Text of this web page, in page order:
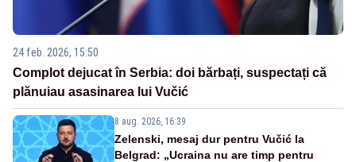
24 feb. 2026, 15:50
Complot dejucat în Serbia: doi bărbați, suspectați că
plănuiau asasinarea lui Vučić
8 aug. 2026, 16:39
Zelenski, mesaj dur pentru Vučić la
Belgrad: „Ucraina nu are timp pentru